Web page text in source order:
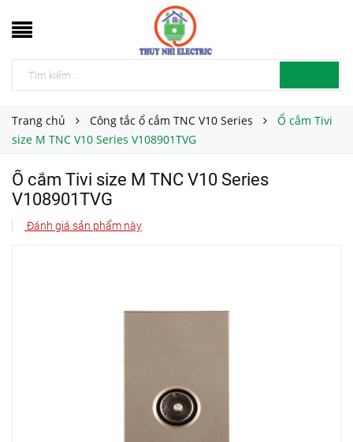
Trang chủ Công tắc ổ cắm TNC V10 Series
Ổ cắm Tivi
size M TNC V10 Series V108901TVG
Ổ cắm Tivi size M TNC V10 Series
V108901TVG
Đánh giá sản phẩm này